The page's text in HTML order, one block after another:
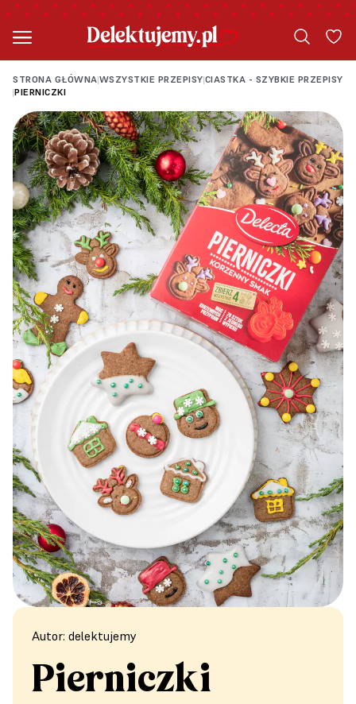
STRONA GŁÓWNA|WSZYSTKIE PRZEPISY|CIASTKA - SZYBKIE PRZEPISY
|PIERNICZKI
Autor: delektujemy
Pierniczki